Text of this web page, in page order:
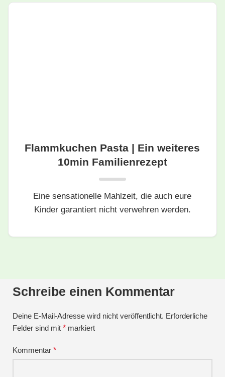
Flammkuchen Pasta | Ein weiteres
10min Familienrezept
Eine sensationelle Mahlzeit, die auch eure
Kinder garantiert nicht verwehren werden.
Schreibe einen Kommentar
Deine E-Mail-Adresse wird nicht veröffentlicht. Erforderliche
Felder sind mit * markiert
Kommentar *